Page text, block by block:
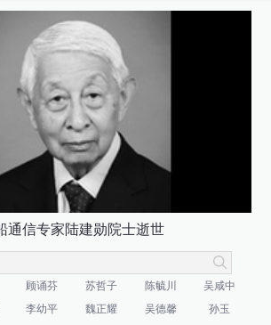
通信专家陆建勋院士逝世
顾诵芬 苏哲子 陈毓川
吴咸中
李幼平 魏正耀 吴德馨 孙玉